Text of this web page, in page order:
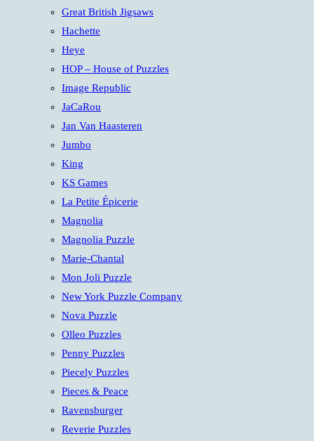
Great British Jigsaws
Hachette
Heye
HOP – House of Puzzles
Image Republic
JaCaRou
Jan Van Haasteren
Jumbo
King
KS Games
La Petite Épicerie
Magnolia
Magnolia Puzzle
Marie-Chantal
Mon Joli Puzzle
New York Puzzle Company
Nova Puzzle
Olleo Puzzles
Penny Puzzles
Piecely Puzzles
Pieces & Peace
Ravensburger
Reverie Puzzles